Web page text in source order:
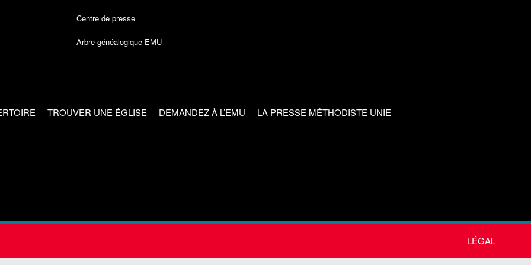
Centre de presse
Arbre généalogique EMU
TROUVER UNE ÉGLISE DEMANDEZ À L’EMU LA PRESSE MÉTHODISTE UNIE
LÉGAL